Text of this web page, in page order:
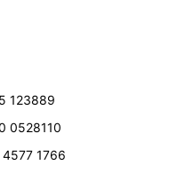
123889
0528110
1766